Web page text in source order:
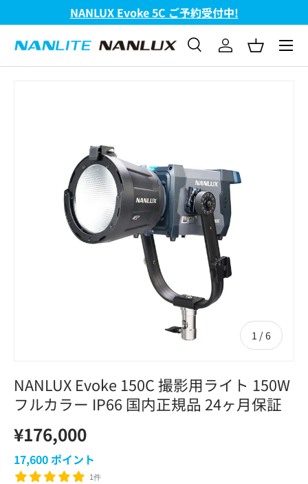
コンテンツへスキップ
NANLUX Evoke 5C ご予約受付中!
検索
検索 ログインバスケッ
メニ
1 / の
6
NANLUX Evoke 150C 撮影用ライト 150W
フルカラー IP66 国内正規品 24ヶ月保証
¥176,000
17,600ポイント
1件